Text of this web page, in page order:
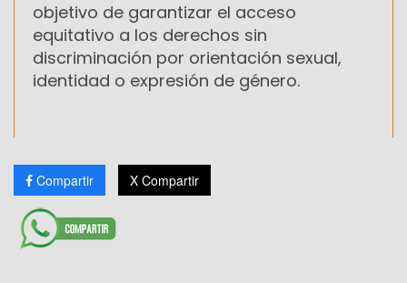
objetivo de garantizar el acceso
equitativo a los derechos sin
discriminación por orientación sexual,
identidad o expresión de género.
Compartir X Compartir